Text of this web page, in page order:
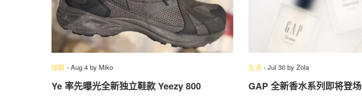
球鞋 - Aug 4 by Miko
Ye 率先曝光全新独立鞋款 Yeezy 800
生活 - Jul 30 by Zola
GAP 全新香水系列即将登场